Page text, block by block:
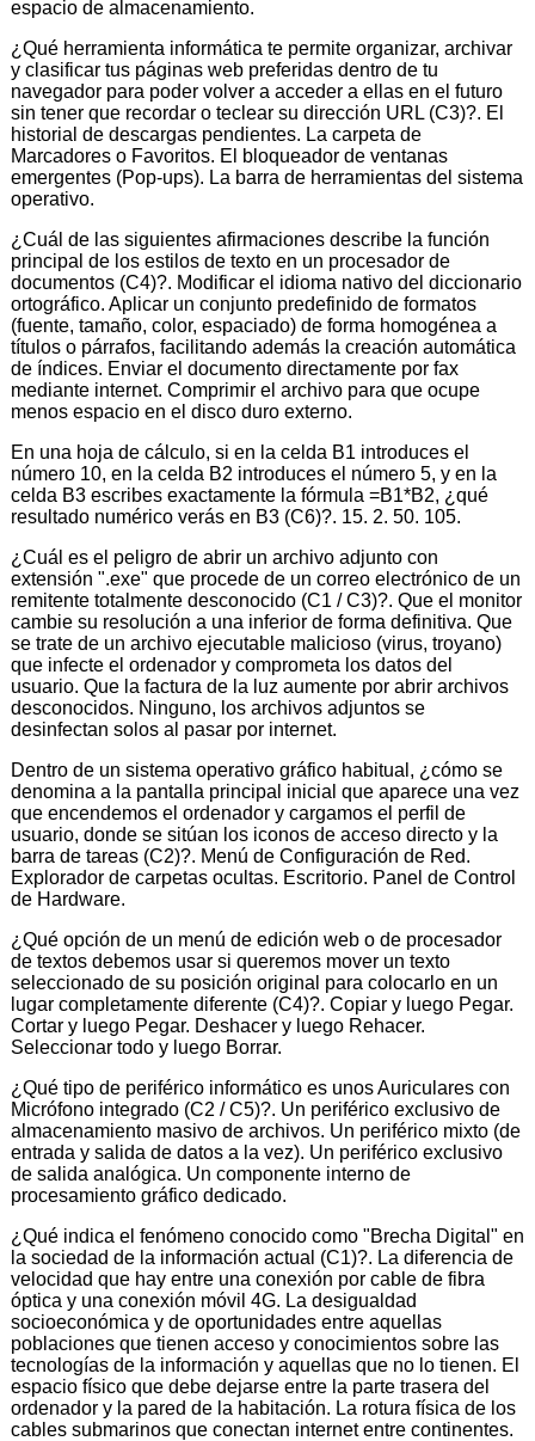
espacio de almacenamiento.
¿Qué herramienta informática te permite organizar, archivar
y clasificar tus páginas web preferidas dentro de tu
navegador para poder volver a acceder a ellas en el futuro
sin tener que recordar o teclear su dirección URL (C3)?. El
historial de descargas pendientes. La carpeta de
Marcadores o Favoritos. El bloqueador de ventanas
emergentes (Pop-ups). La barra de herramientas del sistema
operativo.
¿Cuál de las siguientes afirmaciones describe la función
principal de los estilos de texto en un procesador de
documentos (C4)?. Modificar el idioma nativo del diccionario
ortográfico. Aplicar un conjunto predefinido de formatos
(fuente, tamaño, color, espaciado) de forma homogénea a
títulos o párrafos, facilitando además la creación automática
de índices. Enviar el documento directamente por fax
mediante internet. Comprimir el archivo para que ocupe
menos espacio en el disco duro externo.
En una hoja de cálculo, si en la celda B1 introduces el
número 10, en la celda B2 introduces el número 5, y en la
celda B3 escribes exactamente la fórmula =B1*B2, ¿qué
resultado numérico verás en B3 (C6)?. 15. 2. 50. 105.
¿Cuál es el peligro de abrir un archivo adjunto con
extensión ".exe" que procede de un correo electrónico de un
remitente totalmente desconocido (C1 / C3)?. Que el monitor
cambie su resolución a una inferior de forma definitiva. Que
se trate de un archivo ejecutable malicioso (virus, troyano)
que infecte el ordenador y comprometa los datos del
usuario. Que la factura de la luz aumente por abrir archivos
desconocidos. Ninguno, los archivos adjuntos se
desinfectan solos al pasar por internet.
Dentro de un sistema operativo gráfico habitual, ¿cómo se
denomina a la pantalla principal inicial que aparece una vez
que encendemos el ordenador y cargamos el perfil de
usuario, donde se sitúan los iconos de acceso directo y la
barra de tareas (C2)?. Menú de Configuración de Red.
Explorador de carpetas ocultas. Escritorio. Panel de Control
de Hardware.
¿Qué opción de un menú de edición web o de procesador
de textos debemos usar si queremos mover un texto
seleccionado de su posición original para colocarlo en un
lugar completamente diferente (C4)?. Copiar y luego Pegar.
Cortar y luego Pegar. Deshacer y luego Rehacer.
Seleccionar todo y luego Borrar.
¿Qué tipo de periférico informático es unos Auriculares con
Micrófono integrado (C2 / C5)?. Un periférico exclusivo de
almacenamiento masivo de archivos. Un periférico mixto (de
entrada y salida de datos a la vez). Un periférico exclusivo
de salida analógica. Un componente interno de
procesamiento gráfico dedicado.
¿Qué indica el fenómeno conocido como "Brecha Digital" en
la sociedad de la información actual (C1)?. La diferencia de
velocidad que hay entre una conexión por cable de fibra
óptica y una conexión móvil 4G. La desigualdad
socioeconómica y de oportunidades entre aquellas
poblaciones que tienen acceso y conocimientos sobre las
tecnologías de la información y aquellas que no lo tienen. El
espacio físico que debe dejarse entre la parte trasera del
ordenador y la pared de la habitación. La rotura física de los
cables submarinos que conectan internet entre continentes.